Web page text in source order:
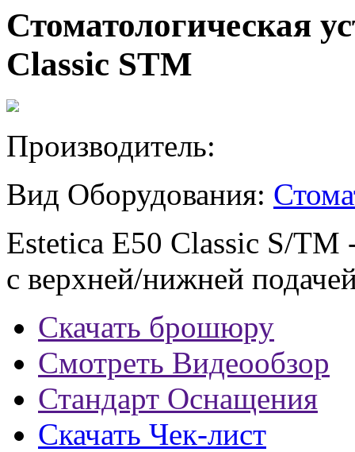
Стоматологическая
Classic STM
Производитель:
Вид Оборудования:
Estetica E50 Classic S/TM
с верхней/нижней
Скачать брошюру
Смотреть Видеообзор
Стандарт Оснащения
Скачать Чек-лист